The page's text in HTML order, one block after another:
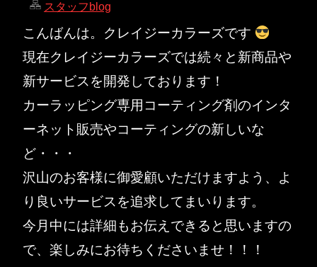
スタッフblog
こんばんは。クレイジーカラーズです
現在クレイジーカラーズでは続々と新商品や
新サービスを開発しております！
カーラッピング専用コーティング剤のインタ
ーネット販売やコーティングの新しいな
ど・・・
沢山のお客様に御愛顧いただけますよう、よ
り良いサービスを追求してまいります。
今月中には詳細もお伝えできると思いますの
で、楽しみにお待ちくださいませ！！！